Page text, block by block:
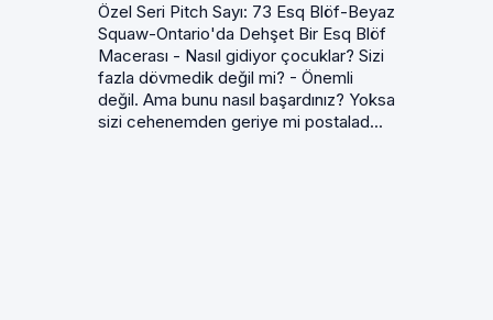
Özel Seri Pitch Sayı: 73 Esq Blöf-Beyaz
Squaw-Ontario'da Dehşet Bir Esq Blöf
Macerası - Nasıl gidiyor çocuklar? Sizi
fazla dövmedik değil mi? - Önemli
değil. Ama bunu nasıl başardınız? Yoksa
sizi cehenemden geriye mi postalad...